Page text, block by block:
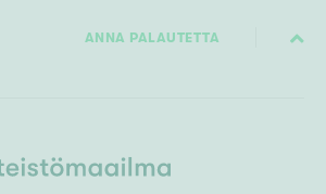
ANNA PALAUTETTA